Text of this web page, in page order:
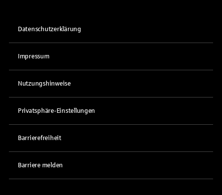
Datenschutzerklärung
Impressum
Nutzungshinweise
Privatsphäre-Einstellungen
Barrierefreiheit
Barriere melden